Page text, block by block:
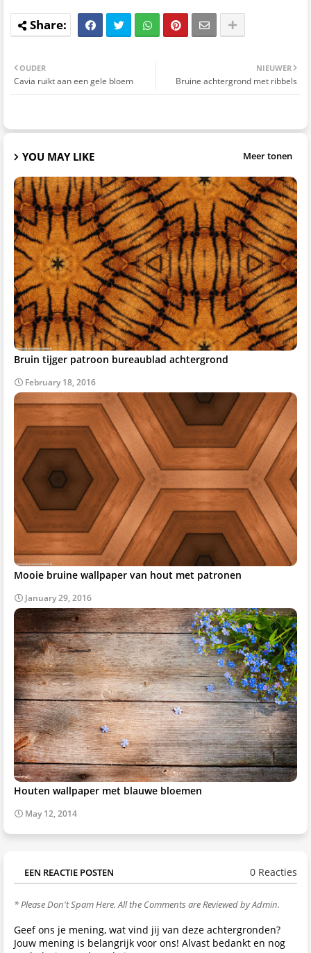
NIEUWER
Bruine achtergrond met ribbels
OUDER
Cavia ruikt aan een gele bloem
YOU MAY LIKE Meer tonen
Bruin tijger patroon bureaublad achtergrond
February 18, 2016
Mooie bruine wallpaper van hout met patronen
January 29, 2016
Houten wallpaper met blauwe bloemen
May 12, 2014
EEN REACTIE POSTEN 0 Reacties
* Please Don't Spam Here. All the Comments are Reviewed by Admin.
Geef ons je mening, wat vind jij van deze achtergronden?
Jouw mening is belangrijk voor ons! Alvast bedankt en nog